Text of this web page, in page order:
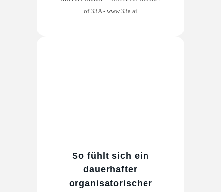
of 33A - www.33a.ai
So fühlt sich ein
dauerhafter
organisatorischer